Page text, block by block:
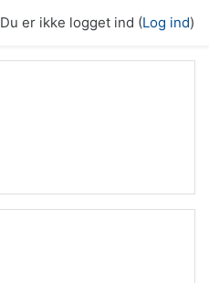
Du er ikke logget ind (Log ind)